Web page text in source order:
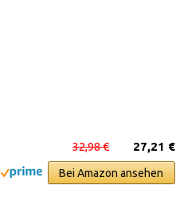
27,21 €
32,98 €
Bei Amazon ansehen